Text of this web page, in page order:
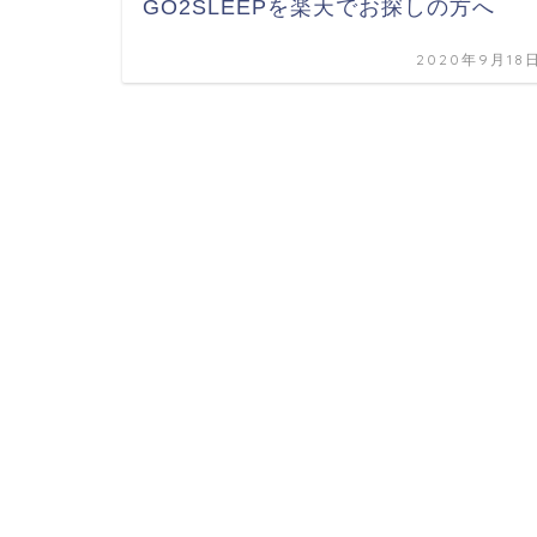
GO2SLEEPを楽天でお探しの方へ
2020年9月18